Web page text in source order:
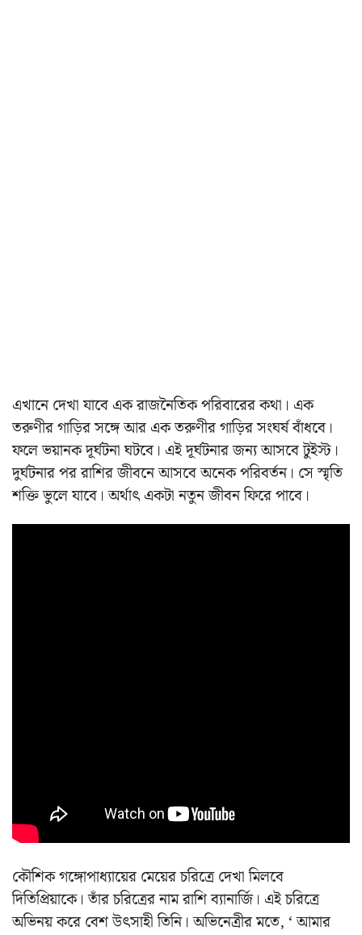
এখানে দেখা যাবে এক রাজনৈতিক পরিবারের কথা। এক
তরুণীর গাড়ির সঙ্গে আর এক তরুণীর গাড়ির সংঘর্ষ বাঁধবে।
ফলে ভয়ানক দূর্ঘটনা ঘটবে। এই দূর্ঘটনার জন্য আসবে টুইস্ট।
দুর্ঘটনার পর রাশির জীবনে আসবে অনেক পরিবর্তন। সে স্মৃতি
শক্তি ভুলে যাবে। অর্থাৎ একটা নতুন জীবন ফিরে পাবে।
কৌশিক গঙ্গোপাধ্যায়ের মেয়ের চরিত্রে দেখা মিলবে
দিতিপ্রিয়াকে। তাঁর চরিত্রের নাম রাশি ব্যানার্জি। এই চরিত্রে
অভিনয় করে বেশ উৎসাহী তিনি। অভিনেত্রীর মতে, ‘ আমার